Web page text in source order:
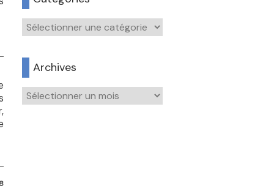
Catégories
Archives
Archives